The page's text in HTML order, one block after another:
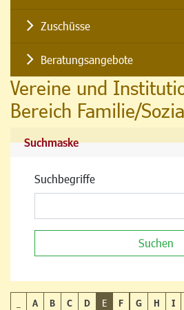
Zuschüsse
Beratungsangebote
Vereine und
Bereich Familie/
Suchmaske
Suchbegriffe
Suchen
A B C D E F G H I